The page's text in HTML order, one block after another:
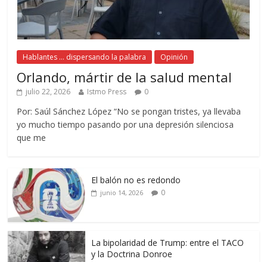
Hablantes ... dispersando la palabra Opinión
Orlando, mártir de la salud mental
julio 22, 2026 Istmo Press 0
Por: Saúl Sánchez López “No se pongan tristes, ya llevaba
yo mucho tiempo pasando por una depresión silenciosa
que me
El balón no es redondo
junio 14, 2026 0
La bipolaridad de Trump: entre el TACO
y la Doctrina Donroe